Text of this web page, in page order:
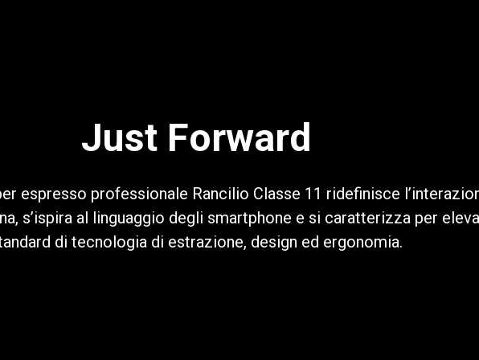
Just Forward
espresso professionale Rancilio Classe 11 ridefinisce
s’ispira al linguaggio degli smartphone e si caratterizza per
di tecnologia di estrazione, design ed ergonomia.